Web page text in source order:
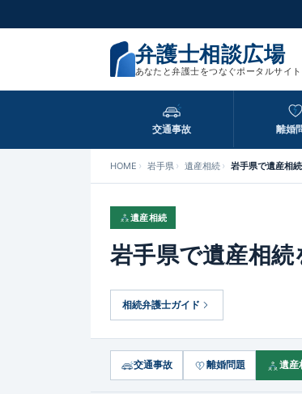
弁護士相談広場
あなたと弁護士をつなぐポータルサイト
交通事故 離婚
HOME 岩手県 遺産相続 岩手県で遺産相
遺産相続
岩手県で遺産相
相続弁護士ガイド
交通事故 離婚問題 遺産